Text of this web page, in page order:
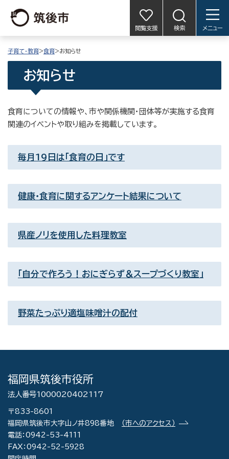
閲覧支援 検索 メニュー
子育て・教育>食育>お知らせ
お知らせ
食育についての情報や、市や関係機関・団体等が実施する食育
関連のイベントや取り組みを掲載しています。
毎月19日は「食育の日」です
健康・食育に関するアンケート結果について
県産ノリを使用した料理教室
「自分で作ろう！おにぎらず＆スープづくり教室」
野菜たっぷり適塩味噌汁の配付
福岡県筑後市役所
法人番号1000020402117
〒833-8601
福岡県筑後市大字山ノ井898番地
（市へのアクセス）
電話：0942-53-4111
FAX：0942-52-5928